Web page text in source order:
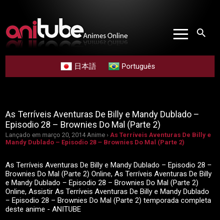
search
日本語 Português
As Terríveis Aventuras De Billy e Mandy Dublado –
Episodio 28 – Brownies Do Mal (Parte 2)
Lançado em março 20, 2014 Anime ›As Terríveis Aventuras De Billy e
Mandy Dublado – Episodio 28 – Brownies Do Mal (Parte 2)
As Terríveis Aventuras De Billy e Mandy Dublado – Episodio 28 –
Brownies Do Mal (Parte 2) Online, As Terríveis Aventuras De Billy
e Mandy Dublado – Episodio 28 – Brownies Do Mal (Parte 2)
Online, Assistir As Terríveis Aventuras De Billy e Mandy Dublado
– Episodio 28 – Brownies Do Mal (Parte 2) temporada completa
deste anime - ANITUBE